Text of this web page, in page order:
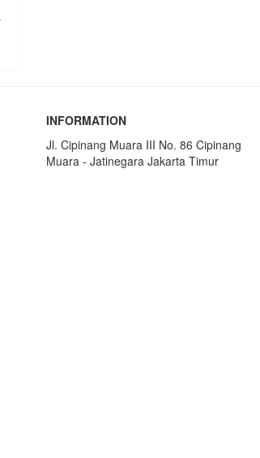
INFORMATION
Jl. Cipinang Muara III No. 86 Cipinang
Muara - Jatinegara Jakarta Timur